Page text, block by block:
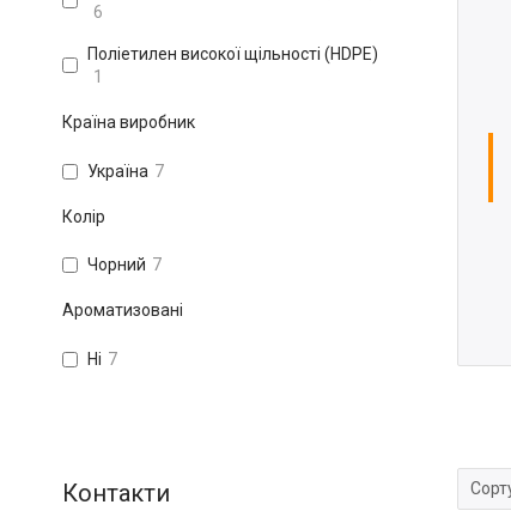
6
Поліетилен високої щільності (HDPE)
1
Країна виробник
Україна 7
Колір
Чорний 7
Ароматизовані
Ні 7